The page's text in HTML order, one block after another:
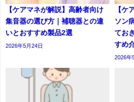
【ケアマネが解説】高齢者向け
集音器の選び方｜補聴器との違
いとおすすめ製品2選
2026年5月24日
【ケ
ソン
てお
すめ
2026年